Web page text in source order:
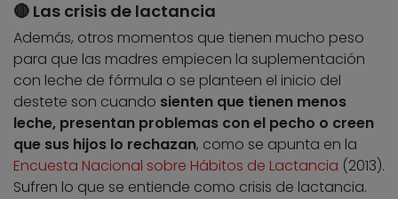
🔴 Las crisis de lactancia
Además, otros momentos que tienen mucho peso
para que las madres empiecen la suplementación
con leche de fórmula o se planteen el inicio del
destete son cuando sienten que tienen menos
leche, presentan problemas con el pecho o creen
que sus hijos lo rechazan, como se apunta en la
Encuesta Nacional sobre Hábitos de Lactancia (2013).
Sufren lo que se entiende como crisis de lactancia.